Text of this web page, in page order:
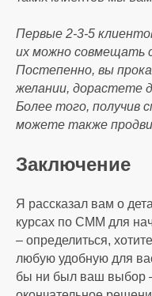
Первые 2-3-5
их можно совмещать
Постепенно, вы
желании, дорастете
Более того, получив
можете также
Заключение
Я рассказал вам о
курсах по СММ для
– определиться,
любую удобную для
бы ни был ваш выбор